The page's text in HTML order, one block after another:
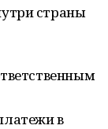
страны
в